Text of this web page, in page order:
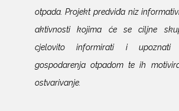
otpada. Projekt predviđa niz
aktivnosti kojima će se ciljne
cjelovito informirati i
gospodarenja otpadom te ih
ostvarivanje.